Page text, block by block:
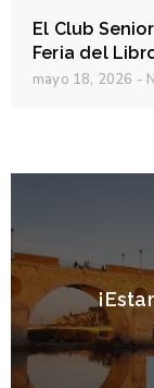
El Club
Feria del
mayo 18, 2026